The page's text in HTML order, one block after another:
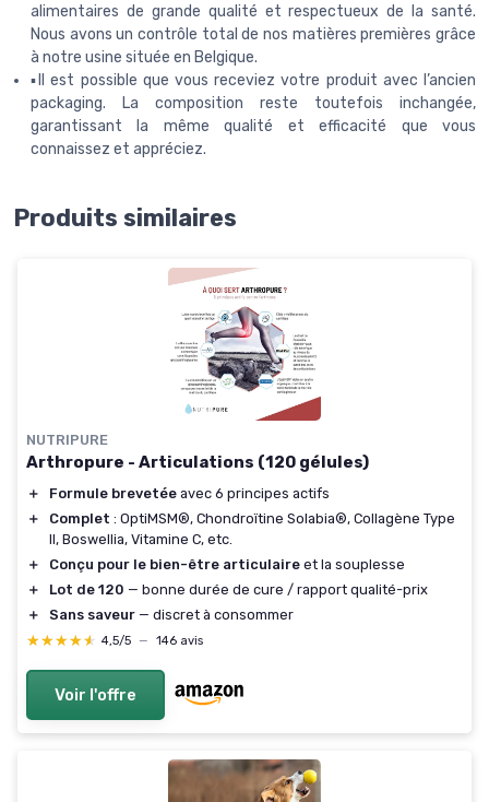
alimentaires de grande qualité et respectueux de la santé.
Nous avons un contrôle total de nos matières premières grâce
à notre usine située en Belgique.
▪️Il est possible que vous receviez votre produit avec l’ancien
packaging. La composition reste toutefois inchangée,
garantissant la même qualité et efficacité que vous
connaissez et appréciez.
Produits similaires
NUTRIPURE
Arthropure - Articulations (120 gélules)
＋ Formule brevetée avec 6 principes actifs
＋
Complet : OptiMSM®, Chondroïtine Solabia®, Collagène Type
II, Boswellia, Vitamine C, etc.
＋
Conçu pour le bien-être articulaire et la souplesse
＋
Lot de 120 — bonne durée de cure / rapport qualité-prix
＋
Sans saveur — discret à consommer
★★★★★
★★★★★ 4,5/5 — 146 avis
Voir l'offre